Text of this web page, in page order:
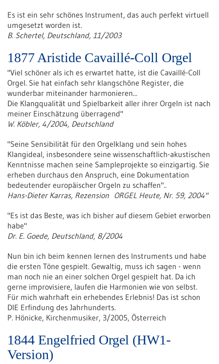
Es ist ein sehr schönes Instrument, das auch perfekt virtuell
umgesetzt worden ist.
B. Schertel, Deutschland, 11/2003
1877 Aristide Cavaillé-Coll Orgel
"Viel schöner als ich es erwartet hatte, ist die Cavaillé-Coll
Orgel. Sie hat einfach sehr klangschöne Register, die
wunderbar miteinander harmonieren...
Die Klangqualität und Spielbarkeit aller ihrer Orgeln ist nach
meiner Einschätzung überragend"
W. Köbler, 4/2004, Deutschland
"Seine Sensibilität für den Orgelklang und sein hohes
Klangideal, insbesondere seine wissenschaftlich-akustischen
Kenntnisse machen seine Sampleprojekte so einzigartig. Sie
erheben durchaus den Anspruch, eine Dokumentation
bedeutender europäischer Orgeln zu schaffen"..
Hans-Dieter Karras, Rezension ORGEL Heute, Nr. 59, 2004"
"Es ist das Beste, was ich bisher auf diesem Gebiet erworben
habe"
Dr. E. Goede, Deutschland, 8/2004
Nun bin ich beim kennen lernen des Instruments und habe
die ersten Töne gespielt. Gewaltig, muss ich sagen - wenn
man noch nie an einer solchen Orgel gespielt hat. Da ich
gerne improvisiere, laufen die Harmonien wie von selbst.
Für mich wahrhaft ein erhebendes Erlebnis! Das ist schon
DIE Erfindung des Jahrhunderts.
P. Hönicke, Kirchenmusiker, 3/2005, Österreich
1844 Engelfried Orgel (HW1-
Version)